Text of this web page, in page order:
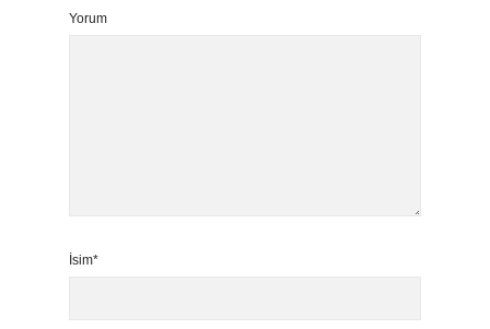
Yorum
İsim*